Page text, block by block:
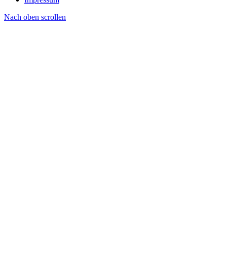
Nach oben scrollen